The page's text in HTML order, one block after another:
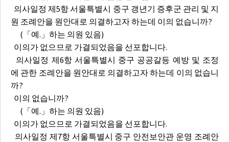
의사일정 제5항 서울특별시 중구 갱년기 증후군 관리 및 지
원 조례안을 원안대로 의결하고자 하는데 이의 없습니까?
(「예.」하는 의원 있음)
이의가 없으므로 가결되었음을 선포합니다.
의사일정 제6항 서울특별시 중구 공공갈등 예방 및 조정
에 관한 조례안을 원안대로 의결하고자 하는데 이의 없습니
까?
이의 없습니까?
(「예.」하는 의원 있음)
이의가 없으므로 가결되었음을 선포합니다.
의사일정 제7항 서울특별시 중구 안전보안관 운영 조례안